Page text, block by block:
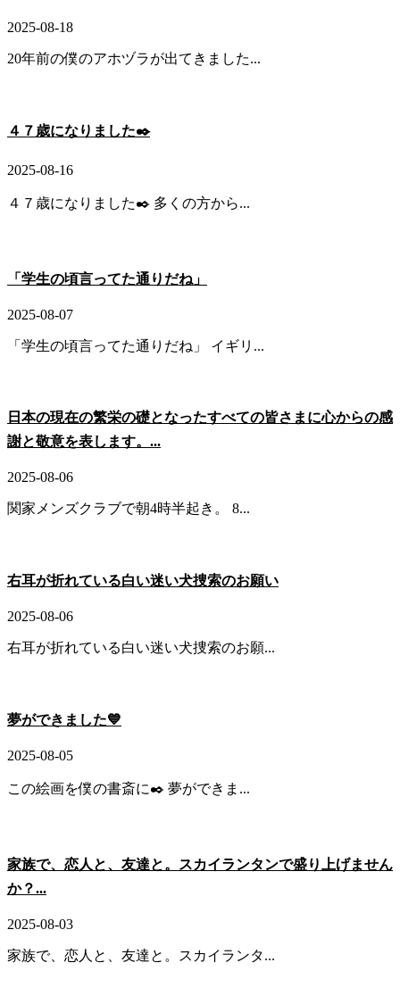
2025-08-18
20年前の僕のアホヅラが出てきました...
４７歳になりました✒️
2025-08-16
４７歳になりました✒️ 多くの方から...
「学生の頃言ってた通りだね」
2025-08-07
「学生の頃言ってた通りだね」 イギリ...
日本の現在の繁栄の礎となったすべての皆さまに心からの感
謝と敬意を表します。...
2025-08-06
関家メンズクラブで朝4時半起き。 8...
右耳が折れている白い迷い犬捜索のお願い
2025-08-06
右耳が折れている白い迷い犬捜索のお願...
夢ができました💙
2025-08-05
この絵画を僕の書斎に✒️ 夢ができま...
家族で、恋人と、友達と。スカイランタンで盛り上げません
か？...
2025-08-03
家族で、恋人と、友達と。スカイランタ...